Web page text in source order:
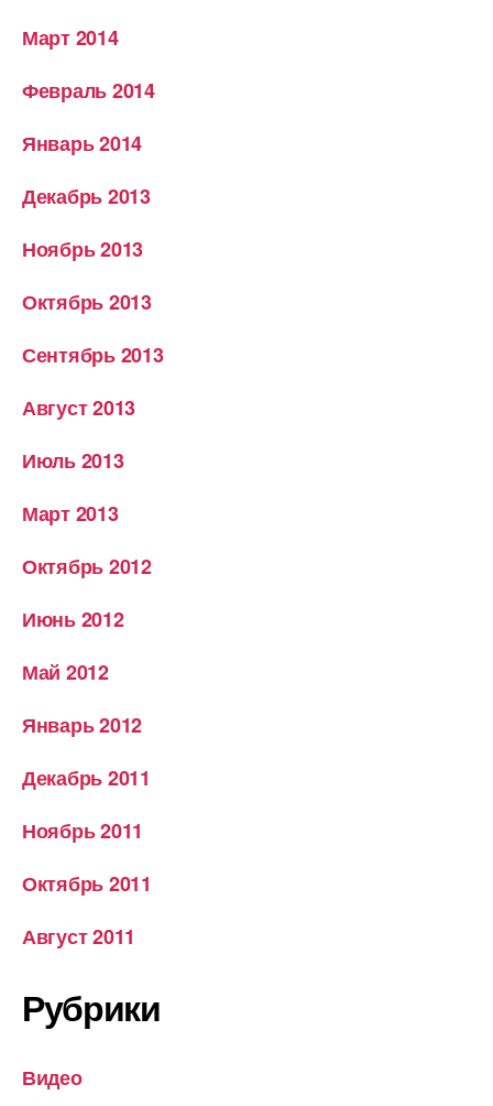
Март 2014
Февраль 2014
Январь 2014
Декабрь 2013
Ноябрь 2013
Октябрь 2013
Сентябрь 2013
Август 2013
Июль 2013
Март 2013
Октябрь 2012
Июнь 2012
Май 2012
Январь 2012
Декабрь 2011
Ноябрь 2011
Октябрь 2011
Август 2011
Рубрики
Видео